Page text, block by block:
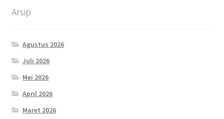
Arsip
Agustus 2026
Juli 2026
Mei 2026
April 2026
Maret 2026